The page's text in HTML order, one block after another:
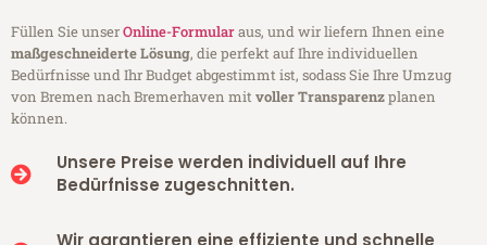
Füllen Sie unserOnline-Formularaus, und wir liefern Ihnen eine
maßgeschneiderte Lösung, die perfekt auf Ihre individuellen
Bedürfnisse und Ihr Budget abgestimmt ist, sodass Sie Ihre Umzug
von Bremen nach Bremerhaven mitvoller Transparenzplanen
können.
Unsere Preise werden individuell auf Ihre
Bedürfnisse zugeschnitten.
Wir garantieren eine effiziente und schnelle